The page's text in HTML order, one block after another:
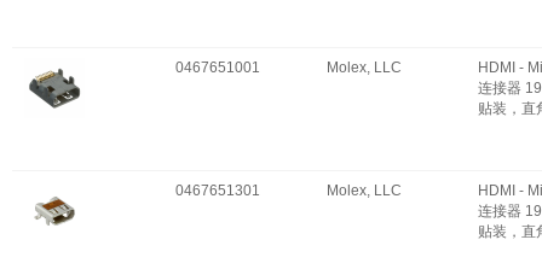
0467651001 Molex, LLC
HDMI -
连接器
贴装，直
0467651301 Molex, LLC
HDMI -
连接器
贴装，直